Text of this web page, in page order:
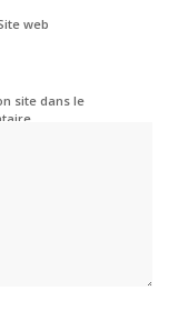
web
site dans le